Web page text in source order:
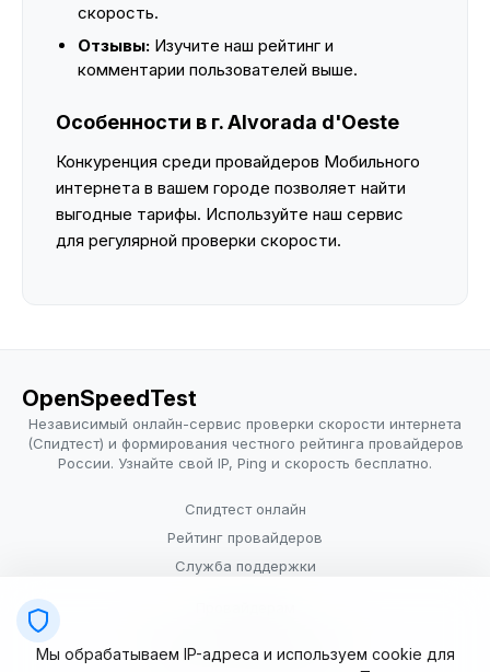
скорость.
Отзывы: Изучите наш рейтинг и
комментарии пользователей выше.
Особенности в г. Alvorada d'Oeste
Конкуренция среди провайдеров Мобильного
интернета в вашем городе позволяет найти
выгодные тарифы. Используйте наш сервис
для регулярной проверки скорости.
OpenSpeedTest
Независимый онлайн-сервис проверки скорости интернета
(Спидтест) и формирования честного рейтинга провайдеров
России. Узнайте свой IP, Ping и скорость бесплатно.
Спидтест онлайн
Рейтинг провайдеров
Служба поддержки
Условия использования
Мы обрабатываем IP-адреса и используем cookie для